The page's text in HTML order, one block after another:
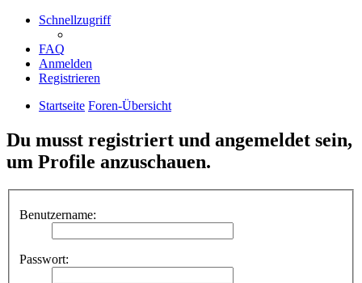
Schnellzugriff
FAQ
Anmelden
Registrieren
Startseite Foren-Übersicht
Du musst registriert und angemeldet sein,
um Profile anzuschauen.
Benutzername:
Passwort: